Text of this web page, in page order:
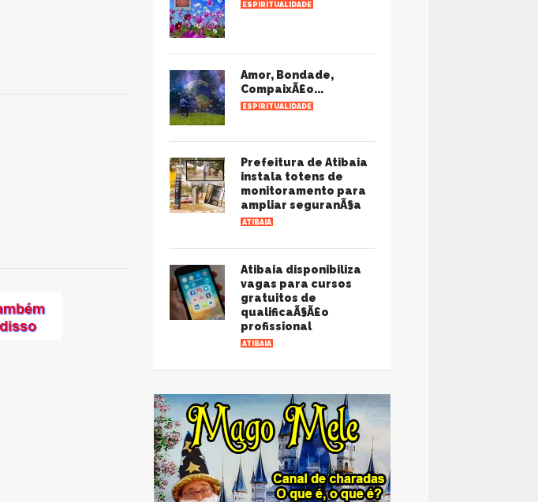
ESPIRITUALIDADE
Amor, Bondade,
CompaixÃ£o...
ESPIRITUALIDADE
Prefeitura de Atibaia
instala totens de
monitoramento para
ampliar seguranÃ§a
ATIBAIA
Atibaia disponibiliza
vagas para cursos
gratuitos de
qualificaÃ§Ã£o
profissional
ATIBAIA